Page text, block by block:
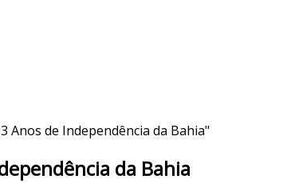
Anos de Independência da Bahia"
da Bahia